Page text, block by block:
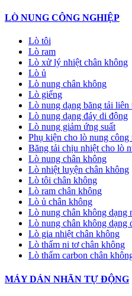
LÒ NUNG CÔNG NGHIỆP
Lò tôi
Lò ram
Lò xử lý nhiệt chân không
Lò ủ
Lò nung chân không
Lò giếng
Lò nung dạng băng tải liên
Lò nung dạng đáy di động
Lò nung giảm ứng suất
Phụ kiện cho lò nung công
Băng tải chịu nhiệt cho lò
Lò nung chân không
Lò nhiệt luyện chân không
Lò tôi chân không
Lò ram chân không
Lò ủ chân không
Lò nung chân không dạng
Lò nung chân không dạng
Lò gia nhiệt chân không
Lò thấm ni tơ chân không
Lò thấm carbon chân
MÁY DÁN NHÃN TỰ ĐỘNG